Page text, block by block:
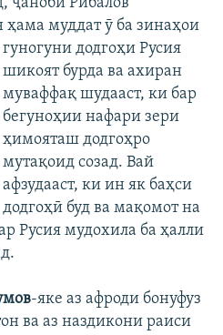
ҷаноби Рибалов
муддат ӯ ба зинаҳои
гуногуни додгоҳи Русия
шикоят бурда ва ахиран
муваффақ шудааст, ки бар
бегуноҳии нафари зери
ҳимояташ додгоҳро
мутақоид созад. Вай
афзудааст, ки ин як баҳси
додгоҳӣ буд ва мақомот на
Русия мудохила ба ҳалли
-яке аз афроди бонуфуз
ва аз наздикони раиси